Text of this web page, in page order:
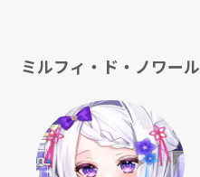
ミルフィ・ド・ノワール